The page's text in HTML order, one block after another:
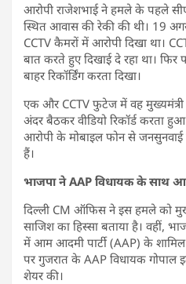
आरोपी राजेशभाई ने हमले के पहले
स्थित आवास की रेकी की थी। 19
CCTV कैमरों में आरोपी दिखा था।
बात करते हुए दिखाई दे रहा था।
बाहर रिकॉर्डिंग करता दिखा।
एक और CCTV फुटेज में वह
अंदर बैठकर वीडियो रिकॉर्ड करता हुआ
आरोपी के मोबाइल फोन से जनसुनवाई
हैं।
भाजपा ने AAP विधायक के साथ
दिल्ली CM ऑफिस ने इस हमले को
साजिश का हिस्सा बताया है। वहीं,
में आम आदमी पार्टी (AAP) के शामिल
पर गुजरात के AAP विधायक गोपाल
शेयर की।